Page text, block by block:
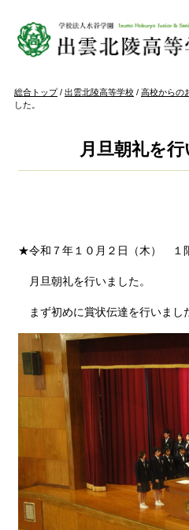
現
在
総合トップ/ 出雲北陵高等学校 / 高校からの
した。
月旦朝礼を行
★令和７年１０月２日（木） １
月旦朝礼を行いました。
まず初めに賞状伝達を行いまし